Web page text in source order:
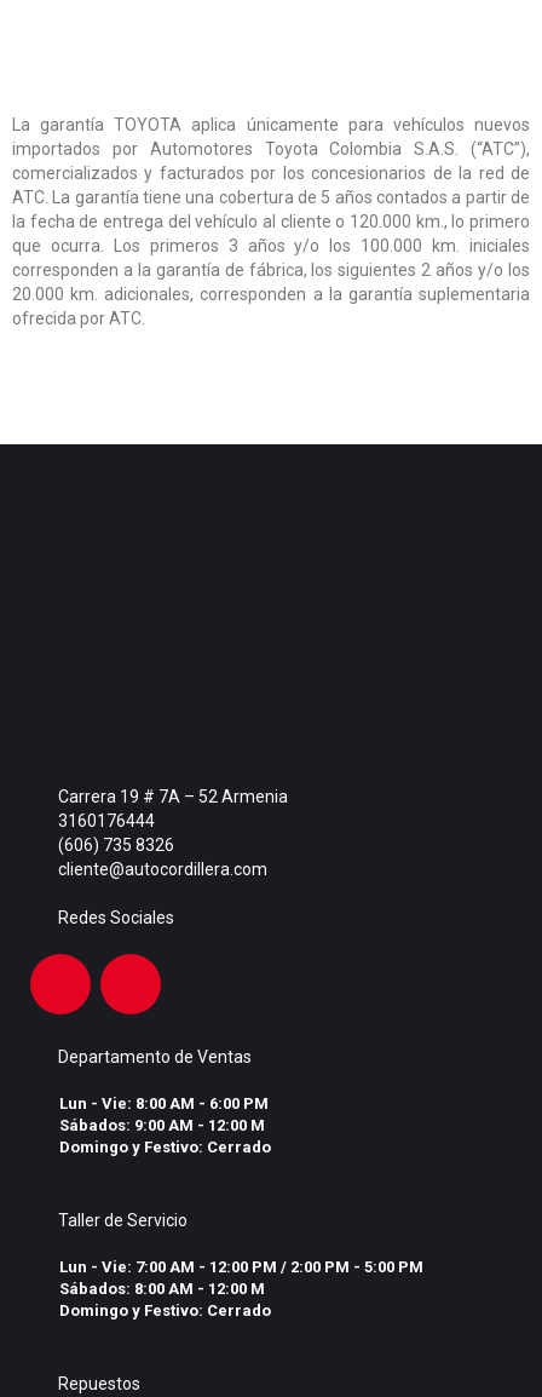
La garantía TOYOTA aplica únicamente para vehículos nuevos
importados por Automotores Toyota Colombia S.A.S. (“ATC”),
comercializados y facturados por los concesionarios de la red de
ATC. La garantía tiene una cobertura de 5 años contados a partir de
la fecha de entrega del vehículo al cliente o 120.000 km., lo primero
que ocurra. Los primeros 3 años y/o los 100.000 km. iniciales
corresponden a la garantía de fábrica, los siguientes 2 años y/o los
20.000 km. adicionales, corresponden a la garantía suplementaria
ofrecida por ATC.
Carrera 19 # 7A – 52 Armenia
3160176444
(606) 735 8326
cliente@autocordillera.com
Redes Sociales
Departamento de Ventas
Lun - Vie: 8:00 AM - 6:00 PM
Sábados: 9:00 AM - 12:00 M
Domingo y Festivo: Cerrado
Taller de Servicio
Lun - Vie: 7:00 AM - 12:00 PM / 2:00 PM - 5:00 PM
Sábados: 8:00 AM - 12:00 M
Domingo y Festivo: Cerrado
Repuestos